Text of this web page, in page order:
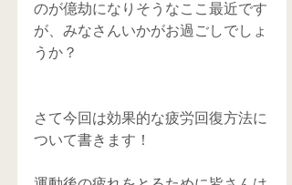
のが億劫になりそうなここ最近です
が、みなさんいかがお過ごしでしょ
うか？
さて今回は効果的な疲労回復方法に
ついて書きます！